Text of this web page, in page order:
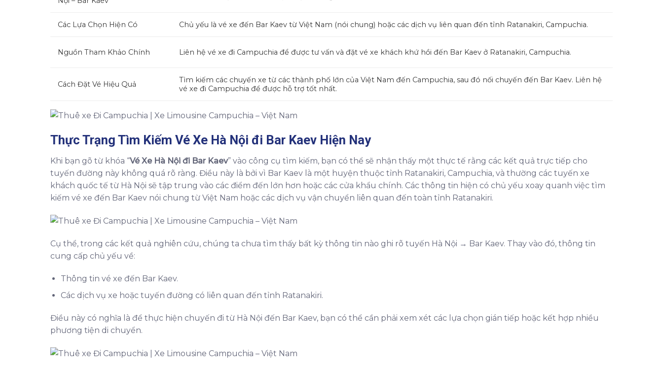
Các Lựa Chọn Hiện Có Chủ yếu là vé xe đến Bar Kaev từ Việt Nam (nói chung) hoặc các dịch vụ liên quan đến tỉnh Ratanakiri, Campuchia.
Nguồn Tham Khảo Chính Liên hệ vé xe đi Campuchia để được tư vấn và đặt vé xe khách khứ hồi đến Bar Kaev ở Ratanakiri, Campuchia.
Cách Đặt Vé Hiệu Quả
Tìm kiếm các chuyến xe từ các thành phố lớn của Việt Nam đến Campuchia, sau đó nối chuyến đến Bar Kaev. Liên hệ
vé xe đi Campuchia để được hỗ trợ tốt nhất.
Thực Trạng Tìm Kiếm Vé Xe Hà Nội đi Bar Kaev Hiện Nay
Khi bạn gõ từ khóa “Vé Xe Hà Nội đi Bar Kaev” vào công cụ tìm kiếm, bạn có thể sẽ nhận thấy một thực tế rằng các kết quả trực tiếp cho
tuyến đường này không quá rõ ràng. Điều này là bởi vì Bar Kaev là một huyện thuộc tỉnh Ratanakiri, Campuchia, và thường các tuyến xe
khách quốc tế từ Hà Nội sẽ tập trung vào các điểm đến lớn hơn hoặc các cửa khẩu chính. Các thông tin hiện có chủ yếu xoay quanh việc tìm
kiếm vé xe đến Bar Kaev nói chung từ Việt Nam hoặc các dịch vụ vận chuyển liên quan đến toàn tỉnh Ratanakiri.
Cụ thể, trong các kết quả nghiên cứu, chúng ta chưa tìm thấy bất kỳ thông tin nào ghi rõ tuyến Hà Nội → Bar Kaev. Thay vào đó, thông tin
cung cấp chủ yếu về:
Thông tin vé xe đến Bar Kaev.
Các dịch vụ xe hoặc tuyến đường có liên quan đến tỉnh Ratanakiri.
Điều này có nghĩa là để thực hiện chuyến đi từ Hà Nội đến Bar Kaev, bạn có thể cần phải xem xét các lựa chọn gián tiếp hoặc kết hợp nhiều
phương tiện di chuyển.